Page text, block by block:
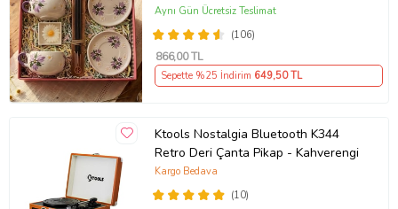
Papatya Mum &
(106)
Aynı Gün Ücretsiz Teslimat
866,00 TL
Sepette %25 İndirim 649,50 TL
Ktools Nostalgia Bluetooth K344
Retro Deri Çanta Pikap - Kahverengi
(10)
Kargo Bedava